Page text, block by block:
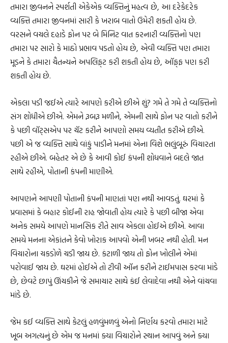
તમારા જીવનને સ્પર્શતી એકેએક વ્યક્તિનું મહત્વ છે, આ દરેકેદરેક
વ્યક્તિ તમારા જીવનમાં સારી કે ખરાબ વાતો ઉમેરી શકતી હોય છે.
વરસને વચલે દહાડે ફોન પર બે મિનિટ વાત કરનારી વ્યક્તિનો પણ
તમારા પર સારો કે માઠો પ્રભાવ પડતો હોય છે, એવી વ્યક્તિ પણ તમારા
મૂડને કે તમારા ચૈતન્યને અપલિફ્‌ટ કરી શકતી હોય છે, ઑફ્‌ફ પણ કરી
શકતી હોય છે.
એકલા પડી જઈએ ત્યારે આપણે કરીએ છીએ શું? ગમે તે ગમે તે વ્યક્તિનો
સંગ શોધીએ છીએ. એમને રૂબરૂ મળીને, એમની સાથે ફોન પર વાતો કરીને
કે પછી વૉટ્‌સએપ પર ચૅટ કરીને આપણો સમય વ્યતીત કરીએ છીએ.
પછી એ જ વ્યક્તિ સાથે વાંકું પાડીને મનમાં એના વિશે ભલુંબૂરું વિચારતા
રહીએ છીએ. બહેતર એ છે કે આવી કોઈ કંપની શોધવાને બદલે જાત
સાથે રહીએ, પોતાની કંપની માણીએ.
આપણને આપણી પોતાની કંપની માણતાં પણ નથી આવડતું. ઘરમાં કે
પ્રવાસમાં કે બહાર કોઈની રાહ જોવાતી હોય ત્યારે કે પછી બીજા એવા
અનેક સમયે આપણે માનસિક રીતે સાવ એકલા હોઈએ છીએ. આવા
સમયે મનના એકાંતને કેવો ખોરાક આપવો એની ખબર નથી હોતી. મન
વિચારોના ચકડોળે ચડી જાય છે. કંટાળી જાય તો ફોન ખોલીને એમાં
પરોવાઈ જાય છે. ઘરમાં હોઈએ તો ટીવી ઑન કરીને ટાઈમપાસ કરવા માંડે
છે, છેવટે છાપું ઊંચકીને જે સમાચાર સાથે કંઈ લેવાદેવા નથી એને વાંચવા
માંડે છે.
જેમ કઈ વ્યક્તિ સાથે કેટલું હળવુંમળવું એનો નિર્ણય કરવો તમારા માટે
ખૂબ અગત્યનું છે એમ જ મનમાં ક્યા વિચારોને સ્થાન આપવું અને ક્યા